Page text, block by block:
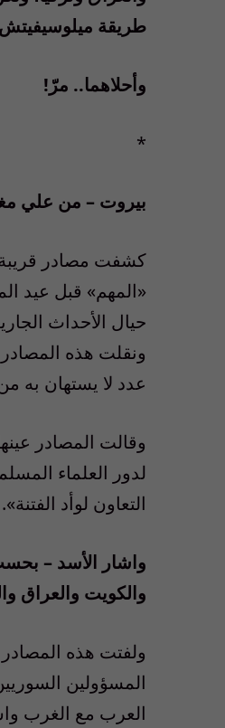
طريقة
وأحلاهما.. مرّ!
*
بيروت – من علي
كشفت مصادر قريبة
«المهم» قبل عيد
حيال الأحداث
ونقلت هذه
عدد لا يستهان به
وقالت المصادر
لدور العلماء
التعاون لوأد الفتنة».
واشار الأسد –
والكويت والعراق
ولفتت هذه
المسؤولين
العرب مع الغرب